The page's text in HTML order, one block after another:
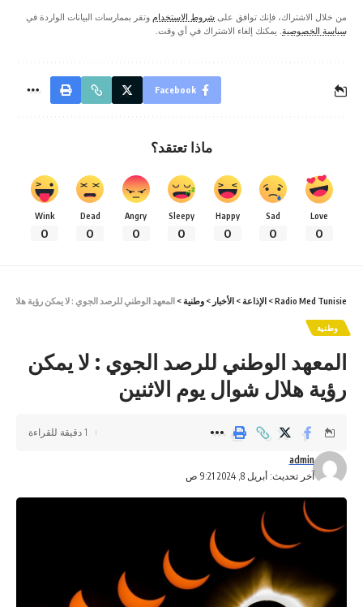
من خلال الاشتراك، فإنك توافق على شروط الاستخدام وتقر بممارسات البيانات الواردة في
سياسة الخصوصية . يمكنك إلغاء الاشتراك في أي وقت.
Facebook
ماذا تعتقد؟
Love
0
Sad
0
Happy
0
Sleepy
0
Angry
0
Dead
0
Wink
0
Radio Med Tunisie
> الإذاعة> الأخبار > وطنية> المعهد الوطني للرصد الجوي : لا يمكن رؤية هلال
وطنية
المعهد الوطني للرصد الجوي : لا يمكن
رؤية هلال شوال يوم الاثنين
آخر تحديث: أبريل 8, 2024 9:21 ص
admin
1 دقيقة للقراءة